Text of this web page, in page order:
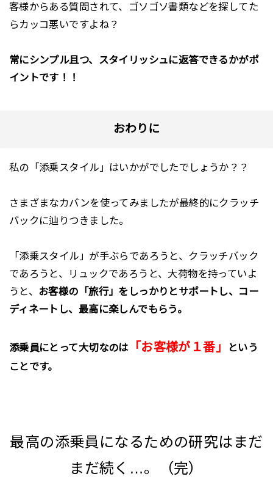
客様からある質問されて、ゴソゴソ書類などを探してた
らカッコ悪いですよね？
常にシンプル且つ、スタイリッシュに返答できるかがポ
イントです！！
おわりに
私の「添乗スタイル」はいかがでしたでしょうか？？
さまざまなカバンを使ってみましたが最終的にクラッチ
バックに辿りつきました。
「添乗スタイル」が手ぶらであろうと、クラッチバック
であろうと、リュックであろうと、大荷物を持っていよ
うと、 お客様の「旅行」をしっかりとサポートし、コー
ディネートし、最高に楽しんでもらう。
添乗員にとって大切なのは 「お客様が１番」
という
ことです。
最高の添乗員になるための研究はまだ
まだ続く…。（完）